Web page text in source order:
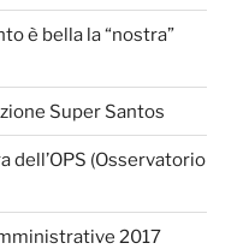
è bella la “nostra”
Super Santos
dell’OPS (Osservatorio
2017